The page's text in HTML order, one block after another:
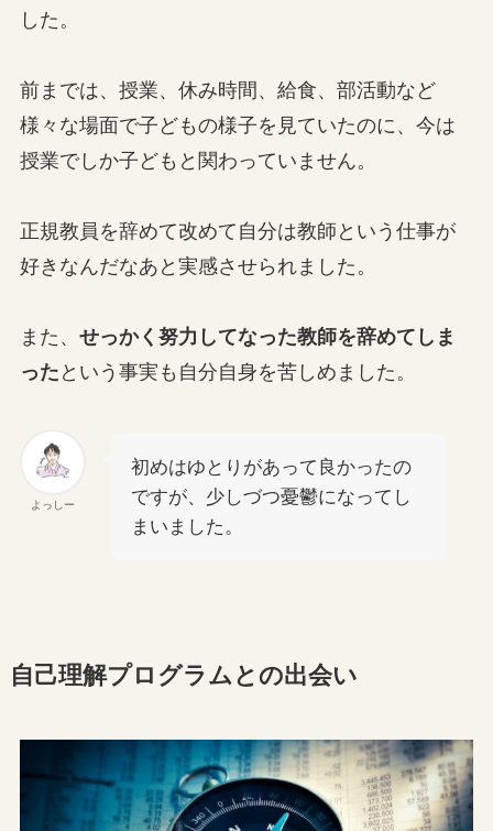
した。
前までは、授業、休み時間、給食、部活動など
様々な場面で子どもの様子を見ていたのに、今は
授業でしか子どもと関わっていません。
正規教員を辞めて改めて自分は教師という仕事が
好きなんだなあと実感させられました。
また、 せっかく努力してなった教師を辞めてしま
った という事実も自分自身を苦しめました。
よっしー
初めはゆとりがあって良かったの
ですが、少しづつ憂鬱になってし
まいました。
自己理解プログラムとの出会い